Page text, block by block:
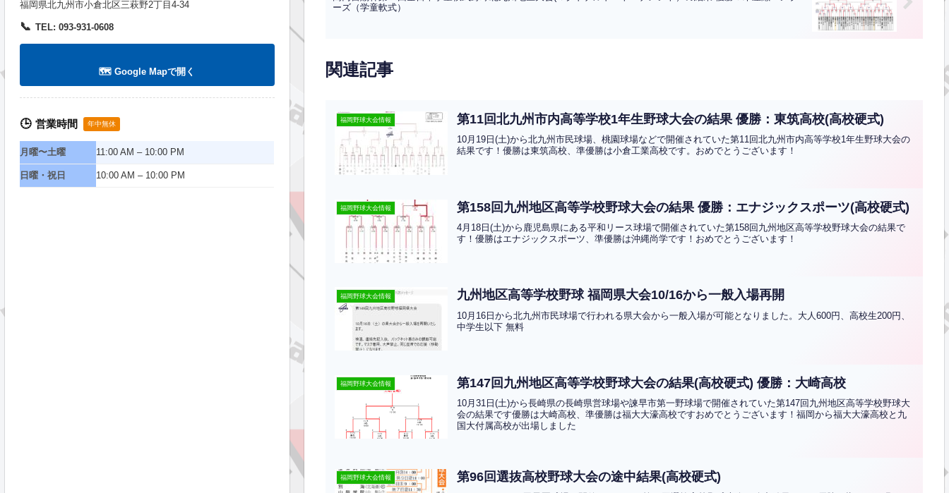
ーズ（学童軟式）
関連記事
福岡野球大会情報 第11回北九州市内高等学校1年生野球大会の結果 優勝：東筑高校(高校硬式)
10月19日(土)から北九州市民球場、桃園球場などで開催されていた第11回北九州市内高等学校1年生野球大会の
結果です！優勝は東筑高校、準優勝は小倉工業高校です。おめでとうございます！
福岡野球大会情報 第158回九州地区高等学校野球大会の結果 優勝：エナジックスポーツ(高校硬式)
4月18日(土)から鹿児島県にある平和リース球場で開催されていた第158回九州地区高等学校野球大会の結果で
す！優勝はエナジックスポーツ、準優勝は沖縄尚学です！おめでとうございます！
福岡野球大会情報 九州地区高等学校野球 福岡県大会10/16から一般入場再開
10月16日から北九州市民球場で行われる県大会から一般入場が可能となりました。大人600円、高校生200円、
中学生以下 無料
福岡野球大会情報 第147回九州地区高等学校野球大会の結果(高校硬式) 優勝：大崎高校
10月31日(土)から長崎県の長崎県営球場や諫早市第一野球場で開催されていた第147回九州地区高等学校野球大
会の結果です優勝は大崎高校、準優勝は福大大濠高校ですおめでとうございます！福岡から福大大濠高校と九
国大付属高校が出場しました
福岡野球大会情報 第96回選抜高校野球大会の途中結果(高校硬式)
福岡県北九州市小倉北区三萩野2丁目4-34
📞 TEL: 093-931-0608
🗺️ Google Mapで開く
🕒 営業時間 年中無休
月曜〜土曜 11:00 AM – 10:00 PM
日曜・祝日 10:00 AM – 10:00 PM